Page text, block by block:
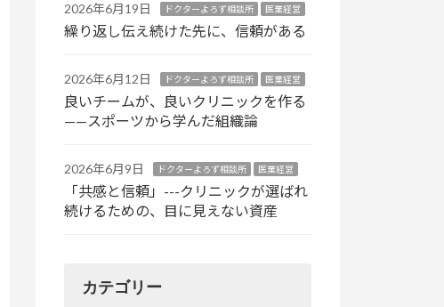
2026年6月19日 ドクターよろず相談所 医業経営
繰り返し伝え続けた先に、信頼がある
2026年6月12日 ドクターよろず相談所 医業経営
良いチームが、良いクリニックを作る
——スポーツから学んだ組織論
2026年6月9日 ドクターよろず相談所 医業経営
「共感と信頼」---クリニックが選ばれ
続けるための、目に見えない資産
カテゴリー